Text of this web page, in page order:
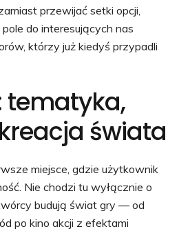
przewijać setki opcji,
do interesujących nas
którzy już kiedyś przypadli
tematyka,
świata
miejsce, gdzie użytkownik
Nie chodzi tu wyłącznie o
budują świat gry — od
po kino akcji z efektami